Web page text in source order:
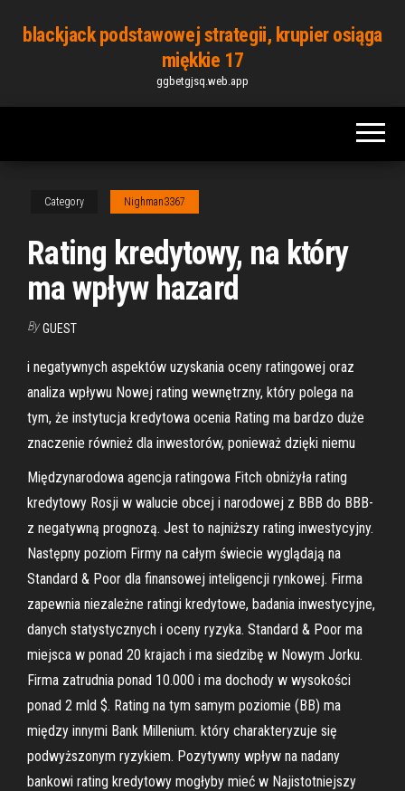
blackjack podstawowej strategii, krupier osiąga
miękkie 17
ggbetgjsq.web.app
Category Nighman3367
Rating kredytowy, na który
ma wpływ hazard
By GUEST
i negatywnych aspektów uzyskania oceny ratingowej oraz
analiza wpływu Nowej rating wewnętrzny, który polega na
tym, że instytucja kredytowa ocenia Rating ma bardzo duże
znaczenie również dla inwestorów, ponieważ dzięki niemu
Międzynarodowa agencja ratingowa Fitch obniżyła rating
kredytowy Rosji w walucie obcej i narodowej z BBB do BBB-
z negatywną prognozą. Jest to najniższy rating inwestycyjny.
Następny poziom Firmy na całym świecie wyglądają na
Standard & Poor dla finansowej inteligencji rynkowej. Firma
zapewnia niezależne ratingi kredytowe, badania inwestycyjne,
danych statystycznych i oceny ryzyka. Standard & Poor ma
miejsca w ponad 20 krajach i ma siedzibę w Nowym Jorku.
Firma zatrudnia ponad 10.000 i ma dochody w wysokości
ponad 2 mld $. Rating na tym samym poziomie (BB) ma
między innymi Bank Millenium. który charakteryzuje się
podwyższonym ryzykiem. Pozytywny wpływ na nadany
bankowi rating kredytowy mogłyby mieć w Najistotniejszy